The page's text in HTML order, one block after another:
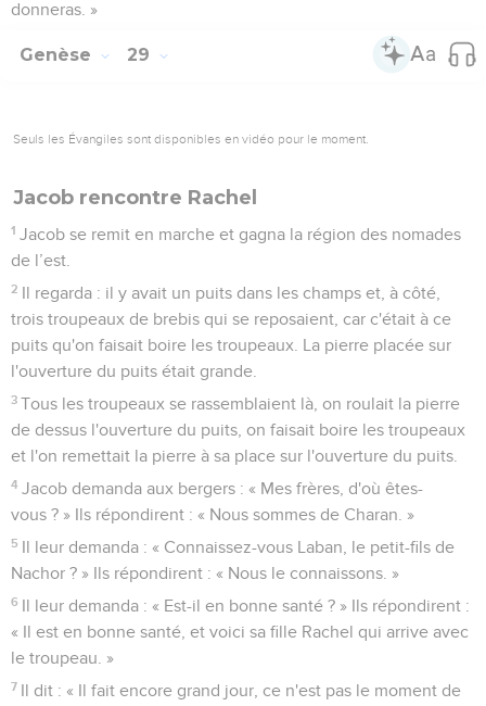
donneras. »
Genèse 29
Seuls les Évangiles sont disponibles en vidéo pour le moment.
Jacob rencontre Rachel
1 Jacob se remit en marche et gagna la région des nomades
de l’est.
2 Il regarda : il y avait un puits dans les champs et, à côté,
trois troupeaux de brebis qui se reposaient, car c'était à ce
puits qu'on faisait boire les troupeaux. La pierre placée sur
l'ouverture du puits était grande.
3 Tous les troupeaux se rassemblaient là, on roulait la pierre
de dessus l'ouverture du puits, on faisait boire les troupeaux
et l'on remettait la pierre à sa place sur l'ouverture du puits.
4 Jacob demanda aux bergers : « Mes frères, d'où êtes-
vous ? » Ils répondirent : « Nous sommes de Charan. »
5 Il leur demanda : « Connaissez-vous Laban, le petit-fils de
Nachor ? » Ils répondirent : « Nous le connaissons. »
6 Il leur demanda : « Est-il en bonne santé ? » Ils répondirent :
« Il est en bonne santé, et voici sa fille Rachel qui arrive avec
le troupeau. »
7 Il dit : « Il fait encore grand jour, ce n'est pas le moment de